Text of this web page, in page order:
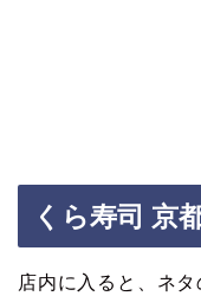
くら寿司 京
店内に入ると、ネ